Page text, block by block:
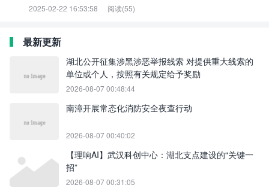
2025-02-22 16:53:58 阅读(55)
最新更新
湖北公开征集涉黑涉恶举报线索 对提供重大线索的
单位或个人，按照有关规定给予奖励
2026-08-07 00:48:44
南漳开展常态化消防安全夜查行动
2026-08-07 00:40:02
【理响AI】武汉科创中心：湖北支点建设的“关键一
招”
2026-08-07 00:31:05